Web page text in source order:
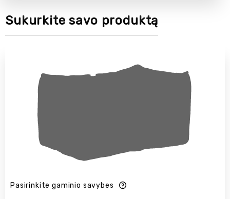
Sukurkite savo produktą
Pasirinkite gaminio savybes